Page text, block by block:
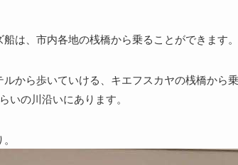
は、市内各地の桟橋から乗ることができます。
から歩いていける、キエフスカヤの桟橋から
いの川沿いにあります。